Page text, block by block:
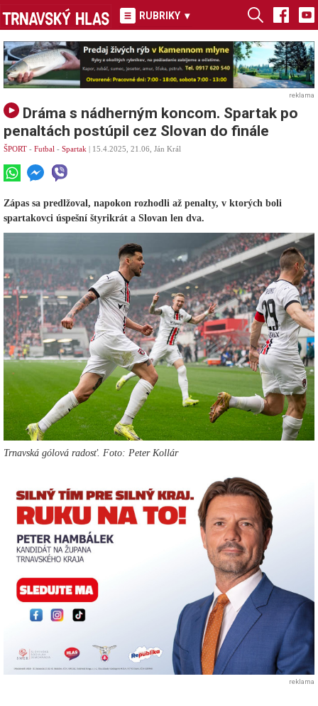
RUBRIKY ▾
reklama
Dráma s nádherným koncom. Spartak po
penaltách postúpil cez Slovan do finále
ŠPORT - Futbal - Spartak | 15.4.2025, 21.06, Ján Král
Zápas sa predlžoval, napokon rozhodli až penalty, v ktorých boli
spartakovci úspešní štyrikrát a Slovan len dva.
Trnavská gólová radosť. Foto: Peter Kollár
reklama